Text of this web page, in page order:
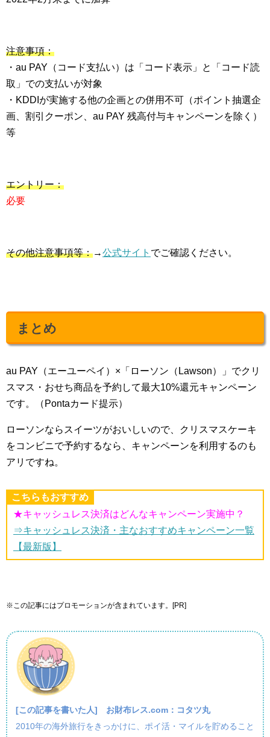
注意事項：
・au PAY（コード支払い）は「コード表示」と「コード読
取」での支払いが対象
・KDDIが実施する他の企画との併用不可（ポイント抽選企
画、割引クーポン、au PAY 残高付与キャンペーンを除く）
等
エントリー：
必要
その他注意事項等：→公式サイト でご確認ください。
まとめ
au PAY（エーユーペイ）×「ローソン（Lawson）」でクリ
スマス・おせち商品を予約して最大10%還元キャンペーン
です。（Pontaカード提示）
ローソンならスイーツがおいしいので、クリスマスケーキ
をコンビニで予約するなら、キャンペーンを利用するのも
アリですね。
こちらもおすすめ
★キャッシュレス決済はどんなキャンペーン実施中？
⇒キャッシュレス決済・主なおすすめキャンペーン一覧
【最新版】
※この記事にはプロモーションが含まれています。[PR]
[この記事を書いた人] お財布レス.com：コタツ丸
2010年の海外旅行をきっかけに、ポイ活・マイルを貯めること